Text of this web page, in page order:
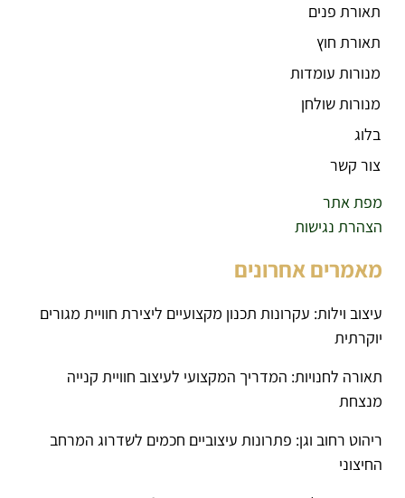
תאורת פנים
תאורת חוץ
מנורות עומדות
מנורות שולחן
בלוג
צור קשר
מפת אתר
הצהרת נגישות
מאמרים אחרונים
עיצוב וילות: עקרונות תכנון מקצועיים ליצירת חוויית מגורים
יוקרתית
תאורה לחנויות: המדריך המקצועי לעיצוב חוויית קנייה
מנצחת
ריהוט רחוב וגן: פתרונות עיצוביים חכמים לשדרוג המרחב
החיצוני